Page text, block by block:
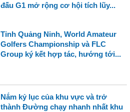
đấu G1 mở rộng cơ hội tích lũy...
Tỉnh Quảng Ninh, World Amateur
Golfers Championship và FLC
Group ký kết hợp tác, hướng tới...
Nắm kỷ lục của khu vực và trở
thành Đường chạy nhanh nhất khu